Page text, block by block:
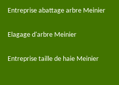
Entreprise abattage arbre Meinier
Elagage d'arbre Meinier
Entreprise taille de haie Meinier